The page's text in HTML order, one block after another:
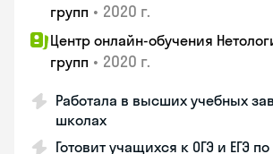
групп • 2020 г.
Центр онлайн-обучения
групп • 2020 г.
Работала в высших учебных
школах
Готовит учащихся к ОГЭ и ЕГЭ